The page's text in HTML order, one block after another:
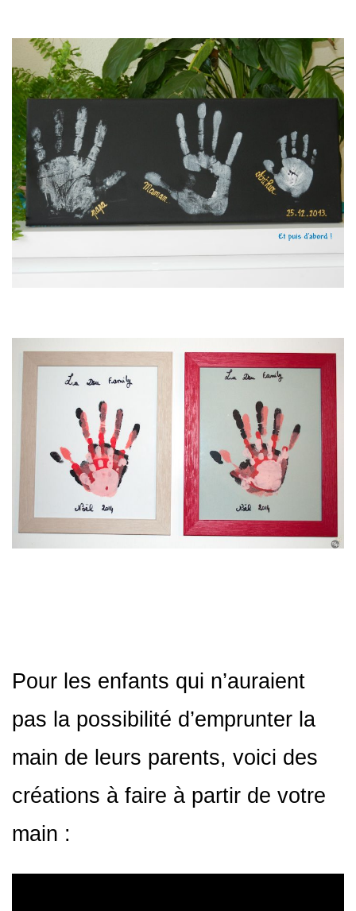
Pour les enfants qui n’auraient
pas la possibilité d’emprunter la
main de leurs parents, voici des
créations à faire à partir de votre
main :